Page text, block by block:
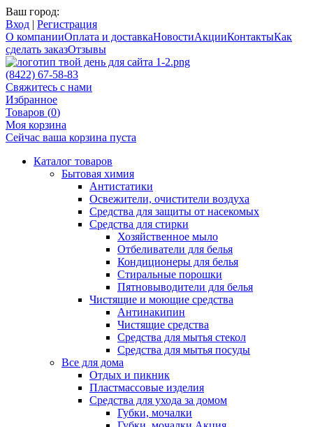
Ваш город:
Вход | Регистрация
О компанииОплата и доставкаНовостиАкцииКонтактыКак
сделать заказОтзывы
(8422) 67-58-83
Свяжитесь с нами
Избранное
Товаров (0)
Моя корзина
Сейчас ваша корзина пуста
Каталог товаров
Бытовая химия
Антистатики
Освежители, очистители воздуха
Средства для защиты от насекомых
Средства для стирки
Хозяйственное мыло
Отбеливатели для белья
Кондиционеры для белья
Стиральные порошки
Пятновыводители для белья
Чистящие и моющие средства
Антинакипин
Чистящие средства
Средства для мытья стекол
Средства для мытья посуды
Все для дома
Отдых и пикник
Пластмассовые изделия
Средства для ухода за домом
Губки, мочалки